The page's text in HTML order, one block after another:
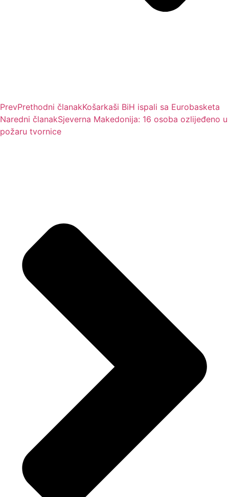
PrevPrethodni članakKošarkaši BiH ispali sa Eurobasketa
Naredni članakSjeverna Makedonija: 16 osoba ozlijeđeno u
požaru tvornice